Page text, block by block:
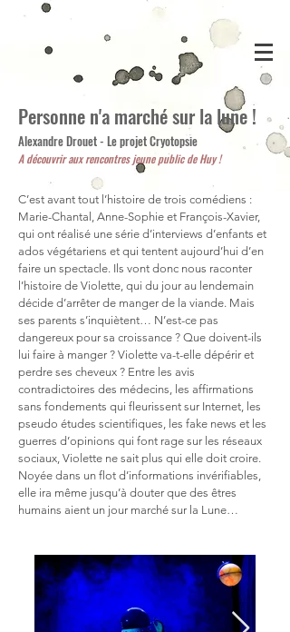
Personne n'a marché sur la lune !
Alexandre Drouet - Le projet Cryotopsie
A découvrir aux rencontres jeune public de Huy !
C’est avant tout l’histoire de trois comédiens :
Marie-Chantal, Anne-Sophie et François-Xavier,
qui ont réalisé une série d’interviews d’enfants et
ados végétariens et qui tentent aujourd’hui d’en
faire un spectacle. Ils vont donc nous raconter
l’histoire de Violette, qui du jour au lendemain
décide d’arrêter de manger de la viande. Mais
ses parents s’inquiètent… N’est-ce pas
dangereux pour sa croissance ? Que doivent-ils
lui faire à manger ? Violette va-t-elle dépérir et
perdre ses cheveux ? Entre les avis
contradictoires des médecins, les affirmations
sans fondements qui fleurissent sur Internet, les
pseudo études scientifiques, les fake news et les
guerres d’opinions qui font rage sur les réseaux
sociaux, Violette ne sait plus qui elle doit croire.
Noyée dans un flot d’informations invérifiables,
elle ira même jusqu’à douter que des êtres
humains aient un jour marché sur la Lune…